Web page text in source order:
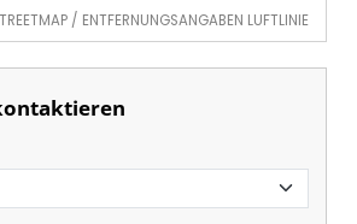
/ ENTFERNUNGSANGABEN LUFTLINIE